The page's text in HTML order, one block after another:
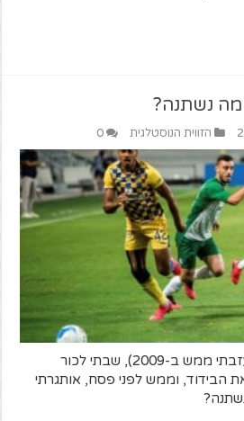
הזווית הנוסטלגית 0
אחרי אחת עשרה שנים (עזבתי ממש ב-2009), שבתי לכור
הבידוד, וממש לפני פסח, אותגרתי